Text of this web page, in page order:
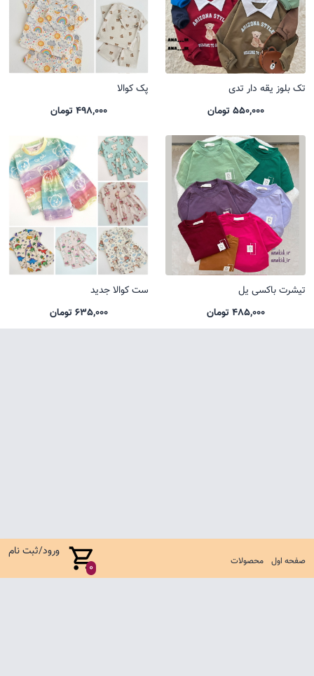
صفحه اول محصولات 0
ورود/ثبت نام
تک بلوز یقه دار تدی
550,000 تومان
پک کوالا
498,000 تومان
تیشرت باکسی یل
485,000 تومان
ست کوالا جدید
635,000 تومان